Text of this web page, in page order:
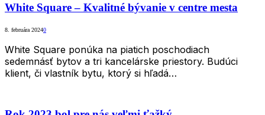
White Square – Kvalitné bývanie v centre mesta
8. februára 20240
White Square ponúka na piatich poschodiach
sedemnásť bytov a tri kancelárske priestory. Budúci
klient, či vlastník bytu, ktorý si hľadá…